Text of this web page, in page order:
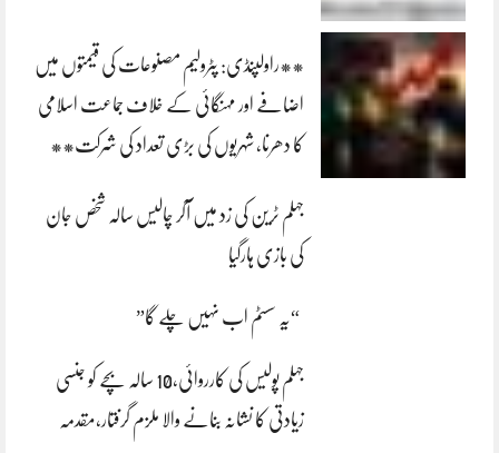
**راولپنڈی: پٹرولیم مصنوعات کی قیمتوں میں
اضافے اور مہنگائی کے خلاف جماعت اسلامی
کا دھرنا، شہریوں کی بڑی تعداد کی شرکت**
جہلم ٹرین کی زد میں آکر چالیس سالہ شخص جان
کی بازی ہارگیا
“یہ سسٹم اب نہیں چلے گا”
جہلم پولیس کی کارروائی،10 سالہ بچے کو جنسی
زیادتی کا نشانہ بنانے والا ملزم گرفتار،مقدمہ